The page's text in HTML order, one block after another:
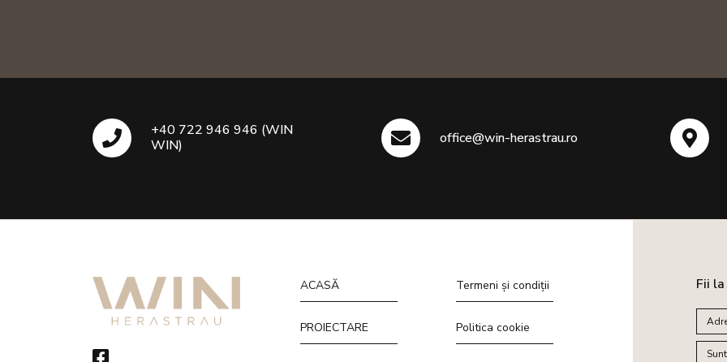
+40 722 946 946 (WIN
WIN)
office@win-herastrau.ro
Fii
ACASĂ
PROIECTARE
Termeni și condiții
Politica cookie